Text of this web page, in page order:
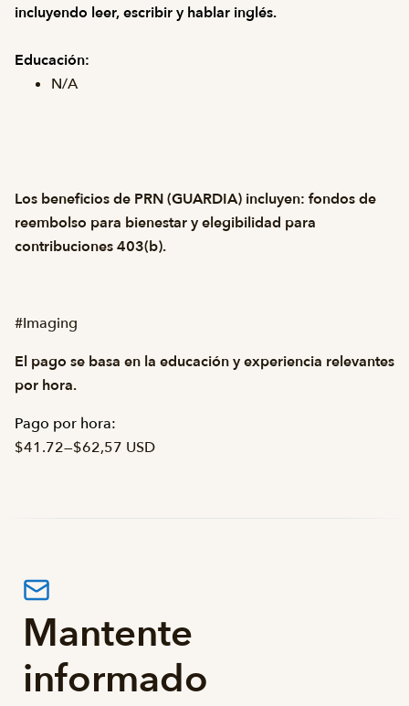
incluyendo leer, escribir y hablar inglés.
Educación:
N/A
Los beneficios de PRN (GUARDIA) incluyen: fondos de
reembolso para bienestar y elegibilidad para
contribuciones 403(b).
#Imaging
El pago se basa en la educación y experiencia relevantes
por hora.
Pago por hora:
$41.72—$62,57 USD
Mantente
informado